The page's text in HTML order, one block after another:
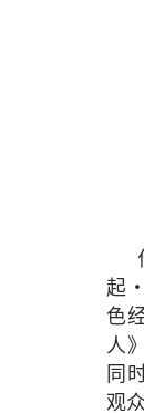
起
色
人
同
观